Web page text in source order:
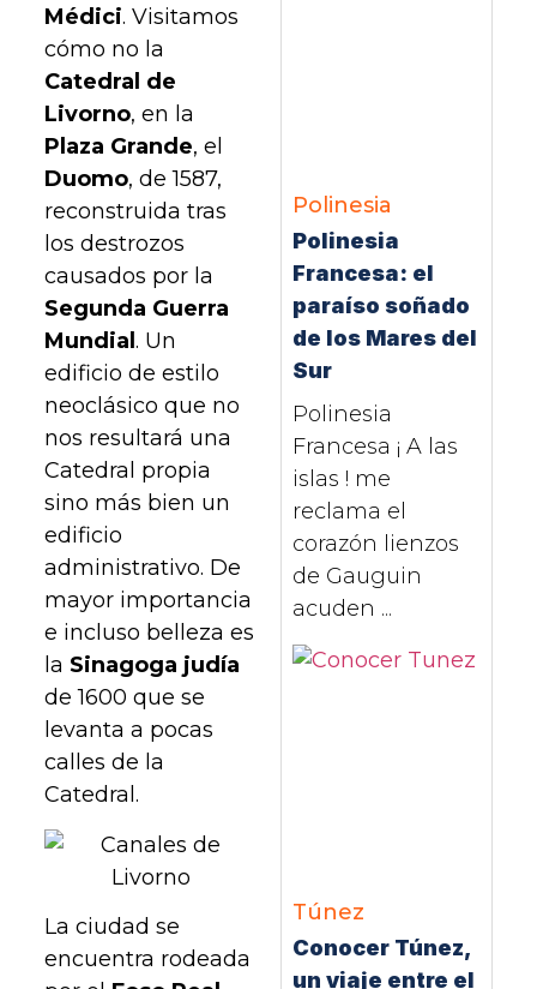
Médici. Visitamos
cómo no la
Catedral de
Livorno, en la
Plaza Grande, el
Duomo, de 1587,
reconstruida tras
los destrozos
causados por la
Segunda Guerra
Mundial. Un
edificio de estilo
neoclásico que no
nos resultará una
Catedral propia
sino más bien un
edificio
administrativo. De
mayor importancia
e incluso belleza es
la Sinagoga judía
de 1600 que se
levanta a pocas
calles de la
Catedral.
La ciudad se
encuentra rodeada
Polinesia
Polinesia
Francesa: el
paraíso soñado
de los Mares del
Sur
Polinesia
Francesa ¡ A las
islas ! me
reclama el
corazón lienzos
de Gauguin
acuden ...
Túnez
Conocer Túnez,
un viaje entre el